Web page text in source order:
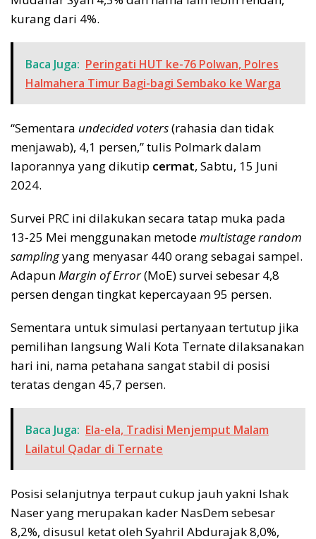
kurang dari 4%.
Baca Juga: Peringati HUT ke-76 Polwan, Polres
Halmahera Timur Bagi-bagi Sembako ke Warga
“Sementara undecided voters(rahasia dan tidak
menjawab), 4,1 persen,” tulis Polmark dalam
laporannya yang dikutip cermat, Sabtu, 15 Juni
2024.
Survei PRC ini dilakukan secara tatap muka pada
13-25 Mei menggunakan metodemultistagerandom
samplingyang menyasar 440 orang sebagai sampel.
AdapunMargin of Error(MoE) survei sebesar 4,8
persen dengan tingkat kepercayaan 95 persen.
Sementara untuk simulasi pertanyaan tertutup jika
pemilihan langsung Wali Kota Ternate dilaksanakan
hari ini, nama petahana sangat stabil di posisi
teratas dengan 45,7 persen.
Baca Juga: Ela-ela, Tradisi Menjemput Malam
Lailatul Qadar di Ternate
Posisi selanjutnya terpaut cukup jauh yakni Ishak
Naser yang merupakan kader NasDem sebesar
8,2%, disusul ketat oleh Syahril Abdurajak 8,0%,